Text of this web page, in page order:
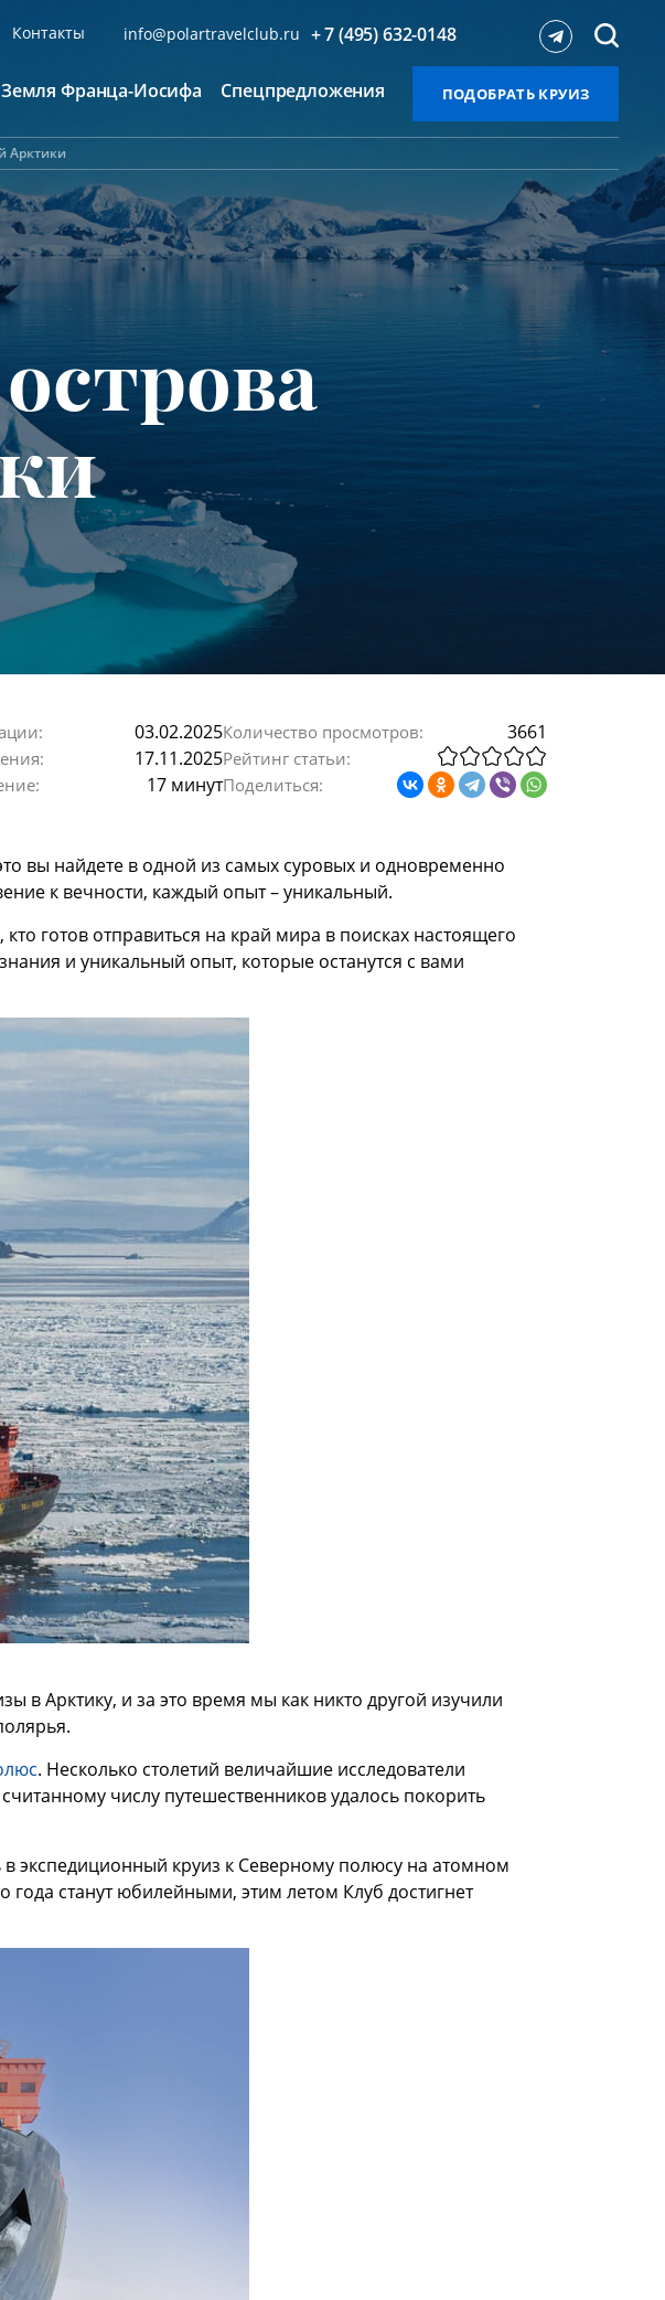
Контакты info@polartravelclub.ru + 7 (495) 632-0148
Земля Франца-Иосифа Спецпредложения ПОДОБРАТЬ КРУИЗ
Арктики
03.02.2025
17.11.2025
17 минут
Количество просмотров: 3661
Рейтинг статьи:
Поделиться:
вы найдете в одной из самых суровых и одновременно
к вечности, каждый опыт – уникальный.
кто готов отправиться на край мира в поисках настоящего
и уникальный опыт, которые останутся с вами
в Арктику, и за это время мы как никто другой изучили
. Несколько столетий величайшие исследователи
числу путешественников удалось покорить
экспедиционный круиз к Северному полюсу на атомном
года станут юбилейными, этим летом Клуб достигнет